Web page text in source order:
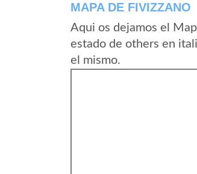
MAPA DE FIVIZZANO
Aqui os dejamos el
estado de others en
el mismo.